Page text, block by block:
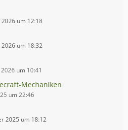
um 12:18
um 18:32
um 10:41
Mechaniken
um 22:46
2025 um 18:12